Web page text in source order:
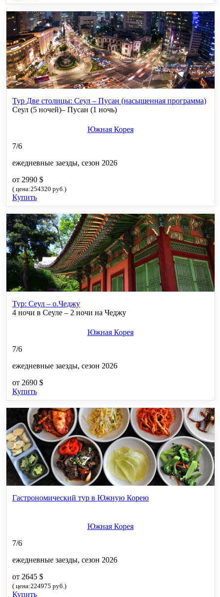
Тур Две столицы: Сеул – Пусан (насыщенная программа)
Сеул (5 ночей)– Пусан (1 ночь)
Южная Корея
7/6
ежедневные заезды, сезон 2026
от 2990 $
( цена:254320 руб.)
Купить
Тур: Сеул – о.Чеджу
4 ночи в Сеуле – 2 ночи на Чеджу
Южная Корея
7/6
ежедневные заезды, сезон 2026
от 2690 $
Купить
Гастрономический тур в Южную Корею
Южная Корея
7/6
ежедневные заезды, сезон 2026
от 2645 $
( цена:224975 руб.)
Купить